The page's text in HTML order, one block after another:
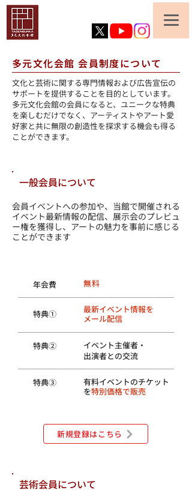
​多元文化会館 会員制度について
文化と芸術に関する専門情報および広告宣伝の
サポートを提供することを目的としています。
多元文化会館の会員になると、ユニークな特典
を楽しむだけでなく、アーティストやアート愛
好家と共に無限の創造性を探求する機会も得る
ことができます。
​一般会員について
会員イベントへの参加や、当館で開催される
イベント最新情報の配信、展示会のプレビュ
ー権を獲得し、アートの魅力を事前に感じる
ことができます
​年会費 ​無料
​特典①
​最新イベント情報を
メール配信
​特典②
​イベント主催者・
出演者との交流
​特典③
​有料イベントのチケット
を特別価格で販売
新規登録はこちら
​芸術会員について